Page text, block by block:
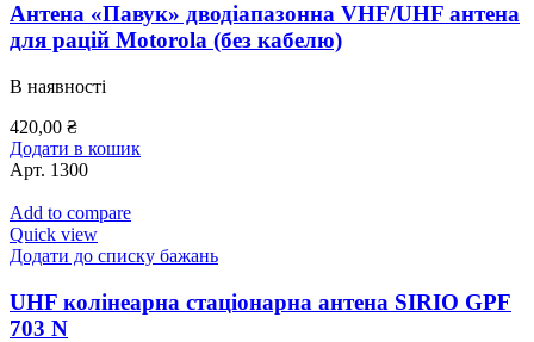
Антена «Павук» дводіапазонна VHF/UHF антена
для рацій Motorola (без кабелю)
В наявності
420,00 ₴
Додати в кошик
Арт. 1300
Add to compare
Quick view
Додати до списку бажань
UHF колінеарна стаціонарна антена SIRIO GPF
703 N